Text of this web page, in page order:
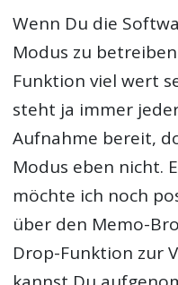
Wenn Du die
Modus zu
Funktion viel wert
steht ja immer
Aufnahme bereit,
Modus eben nicht.
möchte ich noch
über den Memo-
Drop-Funktion zur